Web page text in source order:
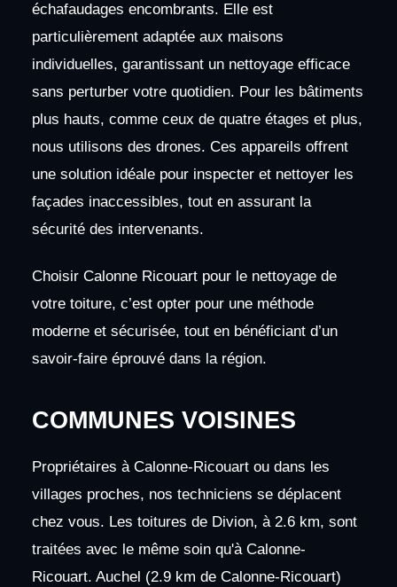
échafaudages encombrants. Elle est
particulièrement adaptée aux maisons
individuelles, garantissant un nettoyage efficace
sans perturber votre quotidien. Pour les bâtiments
plus hauts, comme ceux de quatre étages et plus,
nous utilisons des drones. Ces appareils offrent
une solution idéale pour inspecter et nettoyer les
façades inaccessibles, tout en assurant la
sécurité des intervenants.
Choisir Calonne Ricouart pour le nettoyage de
votre toiture, c’est opter pour une méthode
moderne et sécurisée, tout en bénéficiant d’un
savoir-faire éprouvé dans la région.
COMMUNES VOISINES
Propriétaires à Calonne-Ricouart ou dans les
villages proches, nos techniciens se déplacent
chez vous. Les toitures de Divion, à 2.6 km, sont
traitées avec le même soin qu'à Calonne-
Ricouart. Auchel (2.9 km de Calonne-Ricouart)